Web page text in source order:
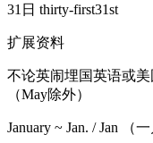
31日 thirty-first31st
扩展资料
不论英闹埋国英语或
（May除外）
January ~ Jan. / Jan （一